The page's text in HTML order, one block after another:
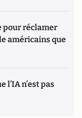
pour réclamer
américains que
l’IA n’est pas